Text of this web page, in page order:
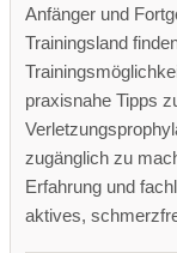
Anfänger und
Trainingsland
praxisnahe Tipps
zugänglich zu
Erfahrung und
aktives,